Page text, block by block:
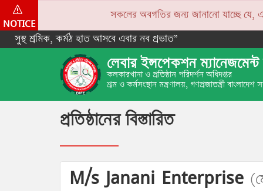
NOTICE
সকলের অবগতির জন্য জানানো যাচ্ছে যে,
সুস্থ শ্রমিক, কর্মঠ হাত আসবে এবার নব প্রভাত”
লেবার ইন্সপেকশন
কলকারখানা ও প্রতিষ্ঠান পরিদর্শন অধিদপ্তর
শ্রম ও কর্মসংস্থান মন্ত্রণালয়, গণপ্রজাতন্ত্রী বাংলাদেশ
প্রতিষ্ঠানের বিস্তারিত
M/s Janani Enterprise